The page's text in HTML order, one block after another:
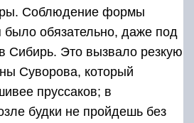
Соблюдение формы
обязательно, даже под
Сибирь. Это вызвало резкую
Суворова, который
пруссаков; в
будки не пройдешь без